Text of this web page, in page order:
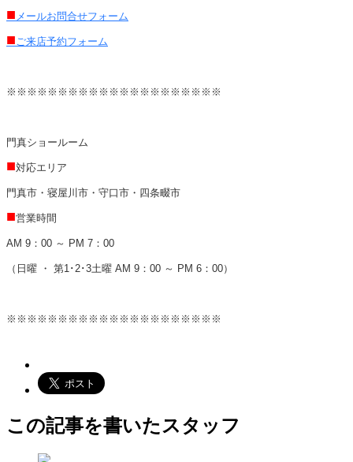
■ メールお問合せフォーム
■ ご来店予約フォーム
※※※※※※※※※※※※※※※※※※※※※
門真ショールーム
■対応エリア
門真市・寝屋川市・守口市・四条畷市
■営業時間
AM 9：00 ～ PM 7：00
（日曜 ・ 第1･2･3土曜 AM 9：00 ～ PM 6：00）
※※※※※※※※※※※※※※※※※※※※※
この記事を書いたスタッフ